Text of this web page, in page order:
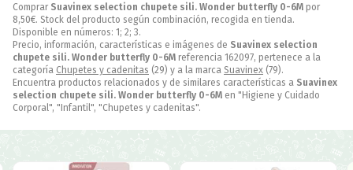
Comprar Suavinex selection chupete sili. Wonder butterfly 0-6M por
8,50€. Stock del producto según combinación, recogida en tienda.
Disponible en números: 1; 2; 3.
Precio, información, características e imágenes de Suavinex selection
chupete sili. Wonder butterfly 0-6M referencia 162097, pertenece a la
categoría Chupetes y cadenitas (29) y a la marca Suavinex (79).
Encuentra productos relacionados y de similares características a Suavinex
selection chupete sili. Wonder butterfly 0-6M en "Higiene y Cuidado
Corporal", "Infantil", "Chupetes y cadenitas".